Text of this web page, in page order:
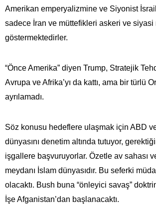
Amerikan emperyalizmine ve Siyonist
sadece İran ve müttefikleri askeri ve siyasi
göstermektedirler.
“Önce Amerika” diyen Trump, Stratejik
Avrupa ve Afrika’yı da kattı, ama bir türlü
ayrılamadı.
Söz konusu hedeflere ulaşmak için ABD
dünyasını denetim altında tutuyor,
işgallere başvuruyorlar. Özetle av sahası
meydanı İslam dünyasıdır. Bu seferki
olacaktı. Bush buna “önleyici savaş”
İşe Afganistan’dan başlanacaktı.